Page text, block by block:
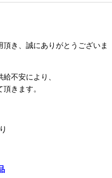
き、誠にありがとうございま
不安により、
きます。